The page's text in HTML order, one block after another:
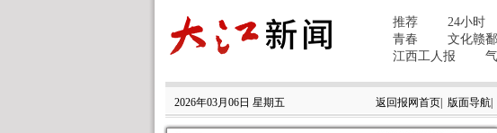
2026年03月06日 星期五 返回报网首页 版面导航